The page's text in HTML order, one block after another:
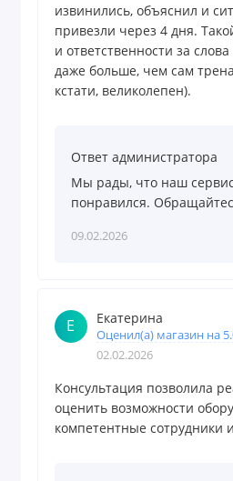
извинились, объяснил и
привезли через 4 дня.
и ответственности за
даже больше, чем сам
кстати, великолепен).
Ответ администратора
Мы рады, что наш
понравился.
09.02.2026
Е Екатерина
Оценил(а) магазин на
02.02.2026
Консультация позволила
оценить возможности
компетентные сотрудники